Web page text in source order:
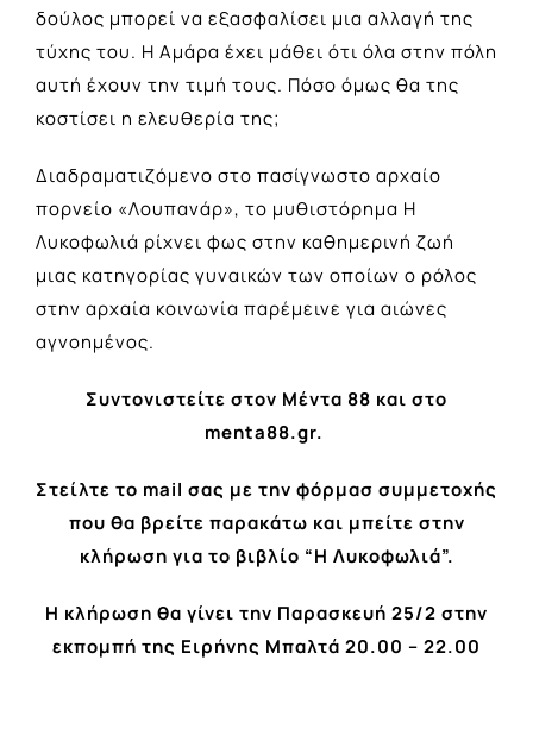
δούλος μπορεί να εξασφαλίσει μια αλλαγή της
τύχης του. Η Αμάρα έχει μάθει ότι όλα στην πόλη
αυτή έχουν την τιμή τους. Πόσο όμως θα της
κοστίσει η ελευθερία της;
Διαδραματιζόμενο στο πασίγνωστο αρχαίο
πορνείο «Λουπανάρ», το μυθιστόρημα Η
Λυκοφωλιά ρίχνει φως στην καθημερινή ζωή
μιας κατηγορίας γυναικών των οποίων ο ρόλος
στην αρχαία κοινωνία παρέμεινε για αιώνες
αγνοημένος.
Συντονιστείτε στον Μέντα 88 και στο
menta88.gr.
Στείλτε το mail σας με την φόρμασ συμμετοχής
που θα βρείτε παρακάτω και μπείτε στην
κλήρωση για το βιβλίο “Η Λυκοφωλιά”.
Η κλήρωση θα γίνει την Παρασκευή 25/2 στην
εκπομπή της Ειρήνης Μπαλτά 20.00 – 22.00